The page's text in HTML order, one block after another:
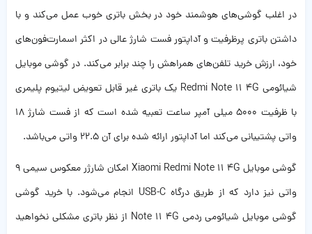
در اغلب گوشی‌های هوشمند خود در بخش باتری خوب عمل می‌کند و با
داشتن باتری پرظرفیت و آداپتور فست شارژ عالی در اکثر اسمارت‌فون‌های
خود، ارزش خرید تلفن‌های همراهش را چند برابر می‌کند. در گوشی موبایل
شیائومی Redmi Note 11 4G یک باتری غیر قابل تعویض لیتیوم پلیمری
با ظرفیت ۵۰۰۰ میلی آمپر ساعت تعبیه شده است که از فست شارژ ۱۸
واتی پشتیبانی می‌کند اما آداپتور ارائه شده برای آن ۲۲.۵ واتی می‌باشد.
گوشی موبایل Xiaomi Redmi Note 11 4G امکان شارژر معکوس سیمی 9
واتی نیز دارد که از طریق درگاه USB-C انجام می‌شود‌. با خرید گوشی
گوشی موبایل شیائومی ردمی Note 11 4G از نظر باتری مشکلی نخواهید